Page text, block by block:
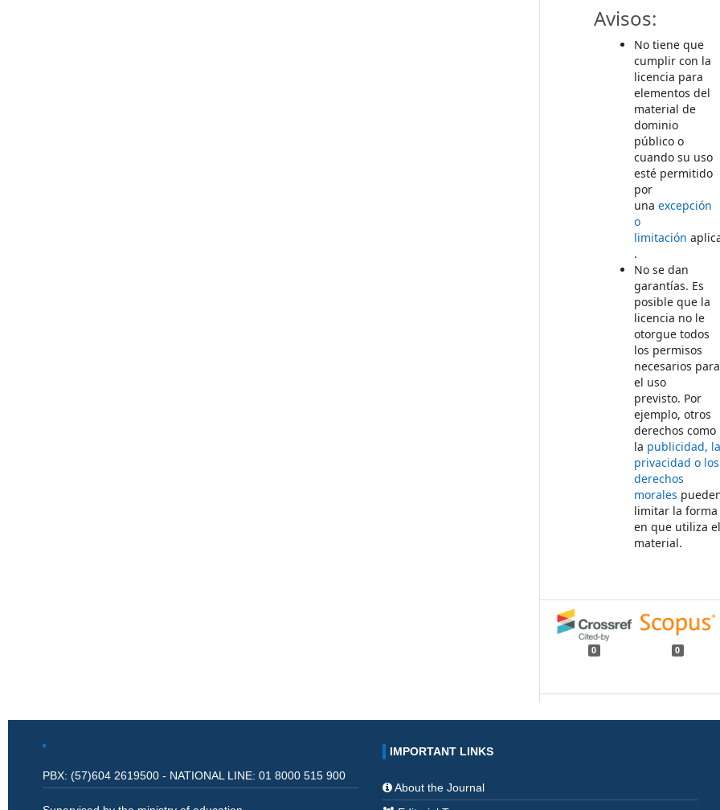
Avisos:
No tiene que
cumplir con la
licencia para
elementos del
material de
dominio
público o
cuando su uso
esté permitido
por
unaexcepción
o
limitación
.
No se dan
garantías. Es
posible que la
licencia no le
otorgue todos
los permisos
necesarios para
el uso
previsto. Por
ejemplo, otros
derechos como
la publicidad,
privacidad o los
derechos
morales
limitar la forma
en que utiliza
material.
0 0
PBX: (57)604 2619500 - NATIONAL LINE: 01 8000 515 900
IMPORTANT LINKS
About the Journal